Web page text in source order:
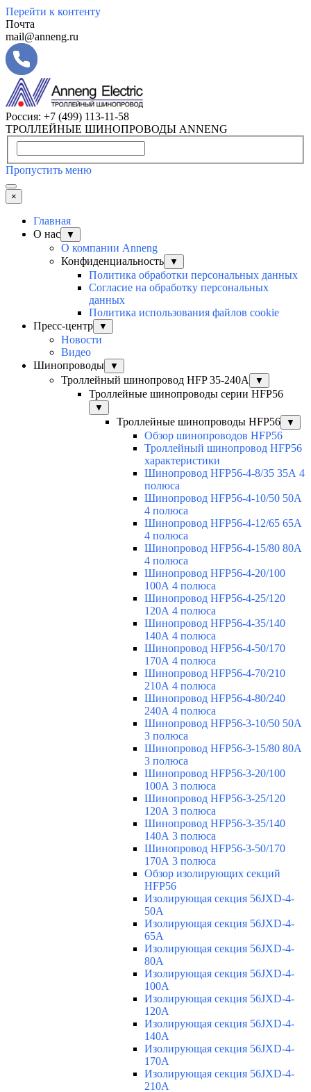
Перейти к контенту
Почта
mail@anneng.ru
Россия: +7 (499) 113-11-58
ТРОЛЛЕЙНЫЕ ШИНОПРОВОДЫ ANNENG
Пропустить меню
×
Главная
О нас
▼
О компании Anneng
Конфиденциальность
▼
Политика обработки персональных данных
Согласие на обработку персональных
данных
Политика использования файлов cookie
Пресс-центр
▼
Новости
Видео
Шинопроводы
▼
Троллейный шинопровод HFP 35-240А ▼
Троллейные шинопроводы серии HFP56
▼
Троллейные шинопроводы HFP56 ▼
Обзор шинопроводов HFP56
Троллейный шинопровод HFP56
характеристики
Шинопровод HFP56-4-8/35 35А 4
полюса
Шинопровод HFP56-4-10/50 50А
4 полюса
Шинопровод HFP56-4-12/65 65А
4 полюса
Шинопровод HFP56-4-15/80 80А
4 полюса
Шинопровод HFP56-4-20/100
100А 4 полюса
Шинопровод HFP56-4-25/120
120А 4 полюса
Шинопровод HFP56-4-35/140
140А 4 полюса
Шинопровод HFP56-4-50/170
170А 4 полюса
Шинопровод HFP56-4-70/210
210А 4 полюса
Шинопровод HFP56-4-80/240
240А 4 полюса
Шинопровод HFP56-3-10/50 50А
3 полюса
Шинопровод HFP56-3-15/80 80А
3 полюса
Шинопровод HFP56-3-20/100
100А 3 полюса
Шинопровод HFP56-3-25/120
120А 3 полюса
Шинопровод HFP56-3-35/140
140А 3 полюса
Шинопровод HFP56-3-50/170
170А 3 полюса
Обзор изолирующих секций
HFP56
Изолирующая секция 56JXD-4-
50A
Изолирующая секция 56JXD-4-
65A
Изолирующая секция 56JXD-4-
80A
Изолирующая секция 56JXD-4-
100A
Изолирующая секция 56JXD-4-
120A
Изолирующая секция 56JXD-4-
140A
Изолирующая секция 56JXD-4-
170A
Изолирующая секция 56JXD-4-
210A